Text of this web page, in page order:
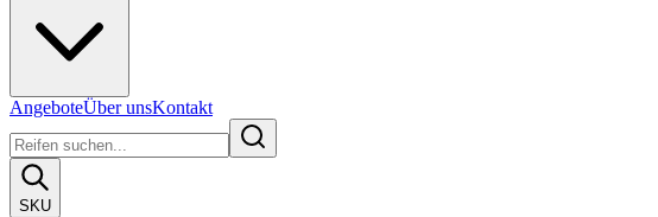
AngeboteÜber unsKontakt
SKU